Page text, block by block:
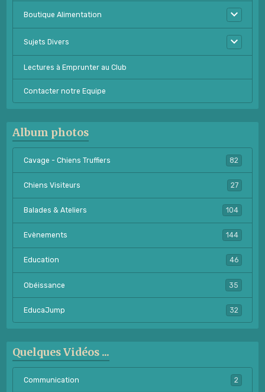
Boutique Alimentation
Sujets Divers
Lectures à Emprunter au Club
Contacter notre Equipe
Album photos
Cavage - Chiens Truffiers 82
Chiens Visiteurs 27
Balades & Ateliers 104
Evènements 144
Education 46
Obéissance 35
EducaJump 32
Quelques Vidéos ...
Communication 2